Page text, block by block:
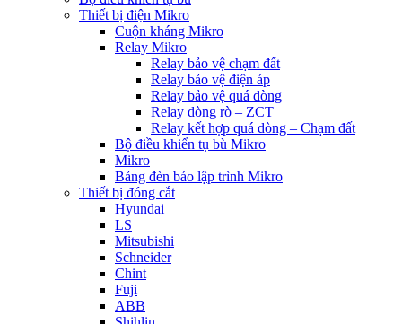
Thiết bị điện Mikro
Cuộn kháng Mikro
Relay Mikro
Relay bảo vệ chạm đất
Relay bảo vệ điện áp
Relay bảo vệ quá dòng
Relay dòng rò – ZCT
Relay kết hợp quá dòng – Chạm đất
Bộ điều khiển tụ bù Mikro
Mikro
Bảng đèn báo lập trình Mikro
Thiết bị đóng cắt
Hyundai
LS
Mitsubishi
Schneider
Chint
Fuji
ABB